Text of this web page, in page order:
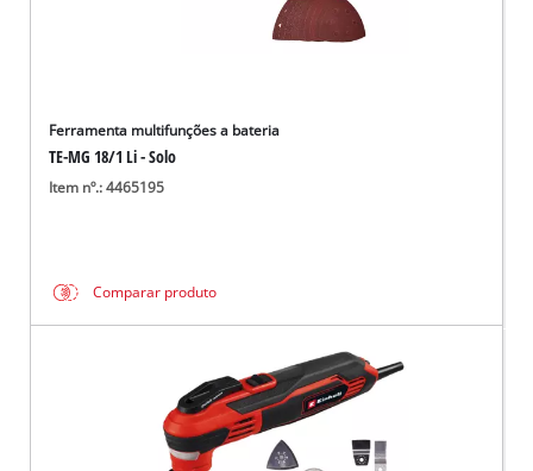
Ferramenta multifunções a bateria
TE-MG 18/1 Li - Solo
Item nº.: 4465195
Comparar produto